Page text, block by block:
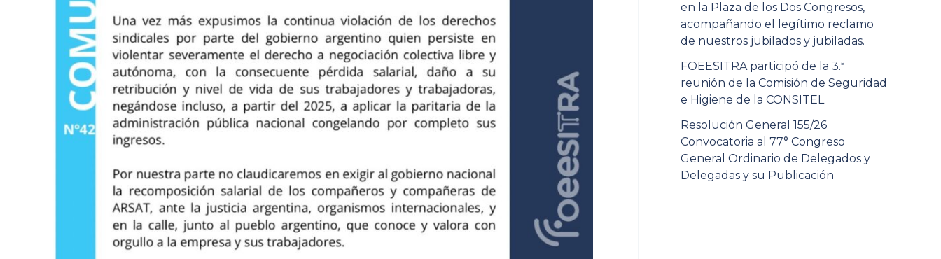
en la Plaza de los Dos Congresos,
acompañando el legítimo reclamo
de nuestros jubilados y jubiladas.
FOEESITRA participó de la 3.ª
reunión de la Comisión de Seguridad
e Higiene de la CONSITEL
Resolución General 155/26
Convocatoria al 77° Congreso
General Ordinario de Delegados y
Delegadas y su Publicación